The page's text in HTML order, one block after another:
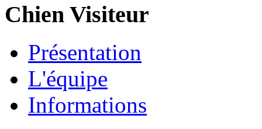
Chien Visiteur
Présentation
L'équipe
Informations